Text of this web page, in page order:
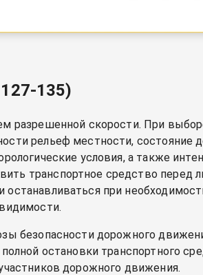
135)
разрешенной скорости. При
рельеф местности, состояние
условия, а также
транспортное средство
при
безопасности дорожного
остановки транспортного
дорожного движения.